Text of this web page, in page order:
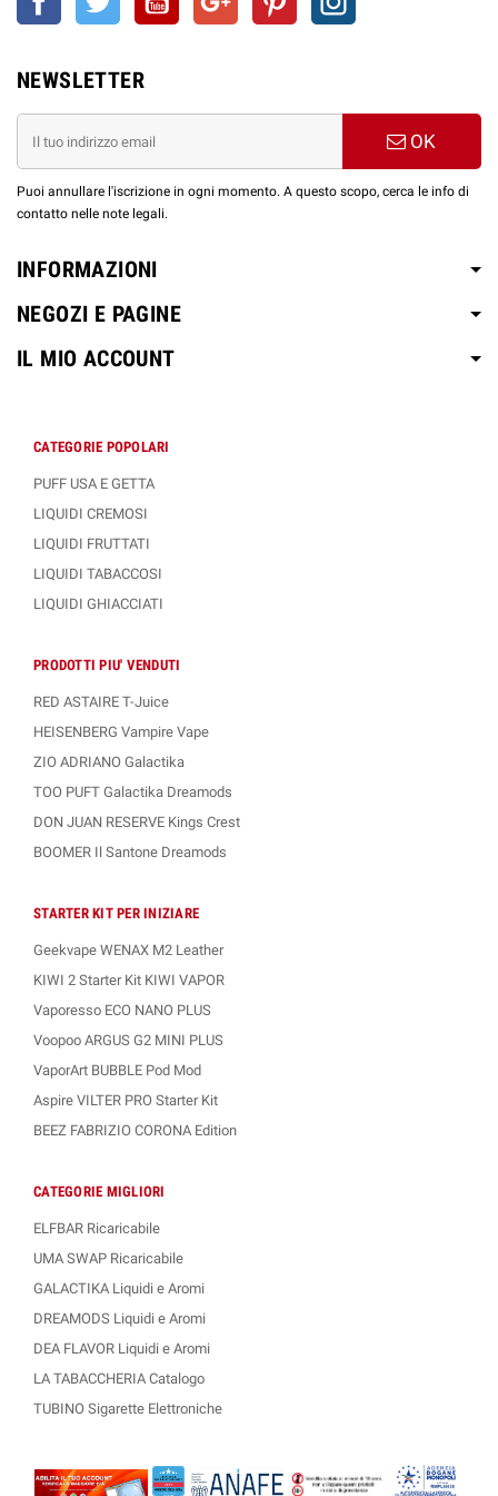
1 x Base Neutra 10ml - 18
mg/ml (50/50)
Aroma Mini
Shot 10ml
30 ml Liquido Senza
Nicotina (70/30)
SCOPRI LE ALTRE LINEE AROMÌ MINI SHOT
NEWSLETTER
OK
Puoi annullare l'iscrizione in ogni momento. A questo scopo, cerca le info di
contatto nelle note legali.
INFORMAZIONI
NEGOZI E PAGINE
IL MIO ACCOUNT
CATEGORIE POPOLARI
PUFF USA E GETTA
LIQUIDI CREMOSI
LIQUIDI FRUTTATI
LIQUIDI TABACCOSI
LIQUIDI GHIACCIATI
PRODOTTI PIU' VENDUTI
RED ASTAIRE T-Juice
HEISENBERG Vampire Vape
ZIO ADRIANO Galactika
TOO PUFT Galactika Dreamods
DON JUAN RESERVE Kings Crest
BOOMER Il Santone Dreamods
STARTER KIT PER INIZIARE
Geekvape WENAX M2 Leather
KIWI 2 Starter Kit KIWI VAPOR
Vaporesso ECO NANO PLUS
Voopoo ARGUS G2 MINI PLUS
VaporArt BUBBLE Pod Mod
Aspire VILTER PRO Starter Kit
BEEZ FABRIZIO CORONA Edition
CATEGORIE MIGLIORI
ELFBAR Ricaricabile
UMA SWAP Ricaricabile
GALACTIKA Liquidi e Aromi
DREAMODS Liquidi e Aromi
DEA FLAVOR Liquidi e Aromi
LA TABACCHERIA Catalogo
TUBINO Sigarette Elettroniche